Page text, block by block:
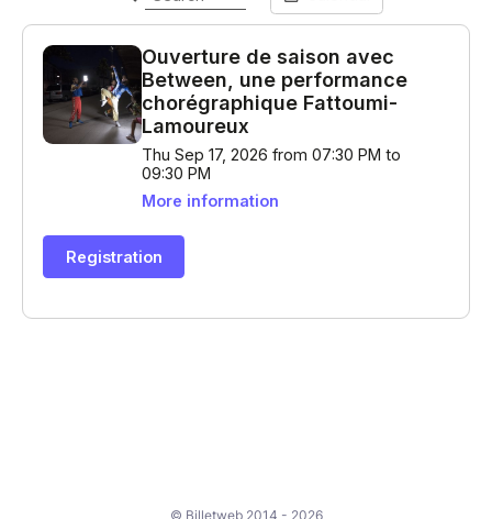
© Billetweb 2014 - 2026